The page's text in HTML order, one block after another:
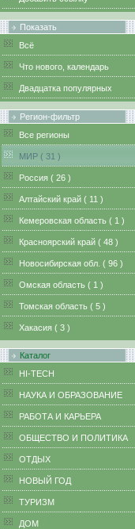
Показать
Всё
Что нового, календарь
Двадцатка популярных
Регион-фильтр
Все регионы
MИР ( 31 )
Pоссия ( 26 )
Алтайский край ( 11 )
Кемеровская область ( 1 )
Красноярский край ( 48 )
Новосибирская обл. ( 96 )
Омская область ( 1 )
Томская область ( 5 )
Хакасия ( 3 )
Каталог
HI-TECH
НАУКА И ОБРАЗОВАНИЕ
РАБОТА И КАРЬЕРА
ОБЩЕСТВО И ПОЛИТИКА
ОТДЫХ
НОВЫЙ ГОД
ТУРИЗМ
ДОМ